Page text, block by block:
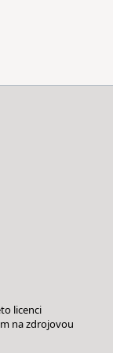
licenci
na zdrojovou